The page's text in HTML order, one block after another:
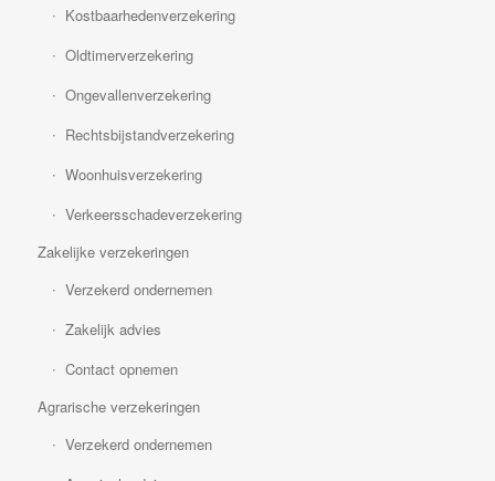
Kostbaarhedenverzekering
Oldtimerverzekering
Ongevallenverzekering
Rechtsbijstandverzekering
Woonhuisverzekering
Verkeersschadeverzekering
Zakelijke verzekeringen
Verzekerd ondernemen
Zakelijk advies
Contact opnemen
Agrarische verzekeringen
Verzekerd ondernemen